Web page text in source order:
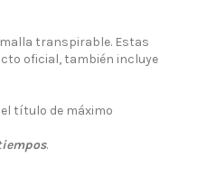
transpirable. Estas
oficial, también incluye
el título de máximo
.